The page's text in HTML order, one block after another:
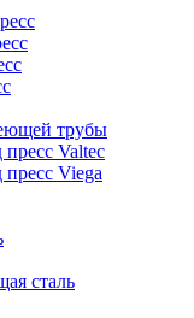
трубы
Valtec
Viega
сталь